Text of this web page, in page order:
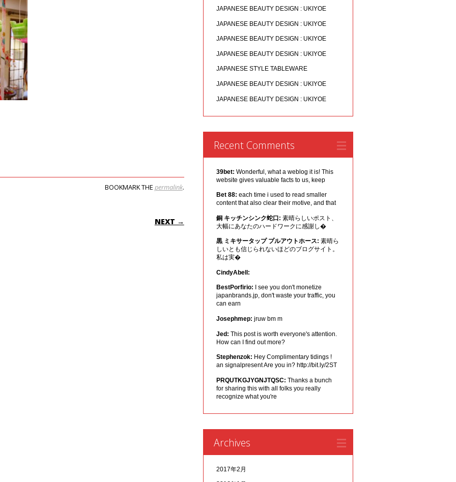
BOOKMARK THE permalink.
NEXT →
JAPANESE BEAUTY DESIGN : UKIYOE
JAPANESE BEAUTY DESIGN : UKIYOE
JAPANESE BEAUTY DESIGN : UKIYOE
JAPANESE BEAUTY DESIGN : UKIYOE
JAPANESE STYLE TABLEWARE
JAPANESE BEAUTY DESIGN : UKIYOE
JAPANESE BEAUTY DESIGN : UKIYOE
Recent Comments
39bet: Wonderful, what a weblog it is! This
website gives valuable facts to us, keep
Bet 88: each time i used to read smaller
content that also clear their motive, and that
銅 キッチンシンク蛇口: 素晴らしいポスト、
大幅にあなたのハードワークに感謝し�
黒 ミキサータップ プルアウトホース: 素晴ら
しいとも信じられないほどのブログサイト。
私は実�
CindyAbell:
BestPorfirio: I see you don't monetize
japanbrands.jp, don't waste your traffic, you
can earn
Josephmep: jruw bm m
Jed: This post is worth everyone's attention.
How can I find out more?
Stephenzok: Hey Complimentary tidings !
an signalpresent Are you in? http://bit.ly/2ST
PRQUTKGJYGNJTQSC: Thanks a bunch
for sharing this with all folks you really
recognize what you're
Archives
2017年2月